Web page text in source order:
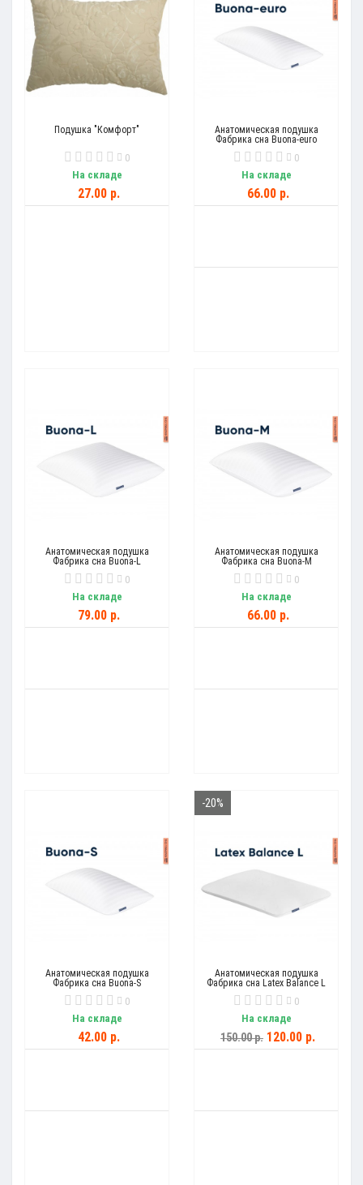
Подушка "Комфорт"
0
На складе
27.00 р.
Анатомическая подушка
Фабрика сна Buona-euro
0
На складе
66.00 р.
Анатомическая подушка
Фабрика сна Buona-L
0
На складе
79.00 р.
Анатомическая подушка
Фабрика сна Buona-M
0
На складе
66.00 р.
Анатомическая подушка
Фабрика сна Buona-S
0
На складе
42.00 р.
-20%
Анатомическая подушка
Фабрика сна Latex Balance L
0
На складе
150.00 р. 120.00 р.